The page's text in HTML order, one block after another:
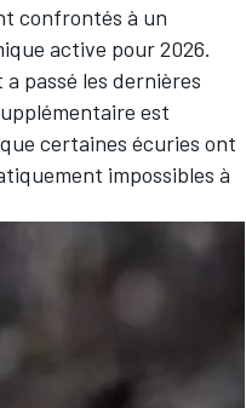
confrontés à un
active pour 2026.
passé les dernières
est
certaines écuries ont
impossibles à